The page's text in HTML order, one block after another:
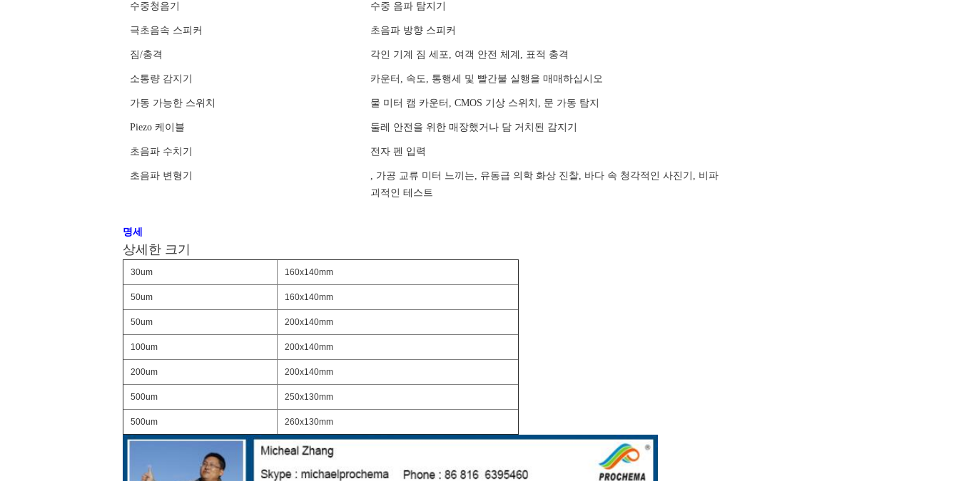
수중청음기 수중 음파 탐지기
극초음속 스피커 초음파 방향 스피커
짐/충격 각인 기계 짐 세포, 여객 안전 체계, 표적 충격
소통량 감지기 카운터, 속도, 통행세 및 빨간불 실행을 매매하십시오
가동 가능한 스위치 물 미터 캠 카운터, CMOS 기상 스위치, 문 가동 탐지
Piezo 케이블 둘레 안전을 위한 매장했거나 담 거치된 감지기
초음파 수치기 전자 펜 입력
초음파 변형기
, 가공 교류 미터 느끼는, 유동급 의학 화상 진찰, 바다 속 청각적인 사진기, 비파
괴적인 테스트
명세
상세한 크기
30um 160x140mm
50um 160x140mm
50um 200x140mm
100um 200x140mm
200um 200x140mm
500um 250x130mm
500um 260x130mm